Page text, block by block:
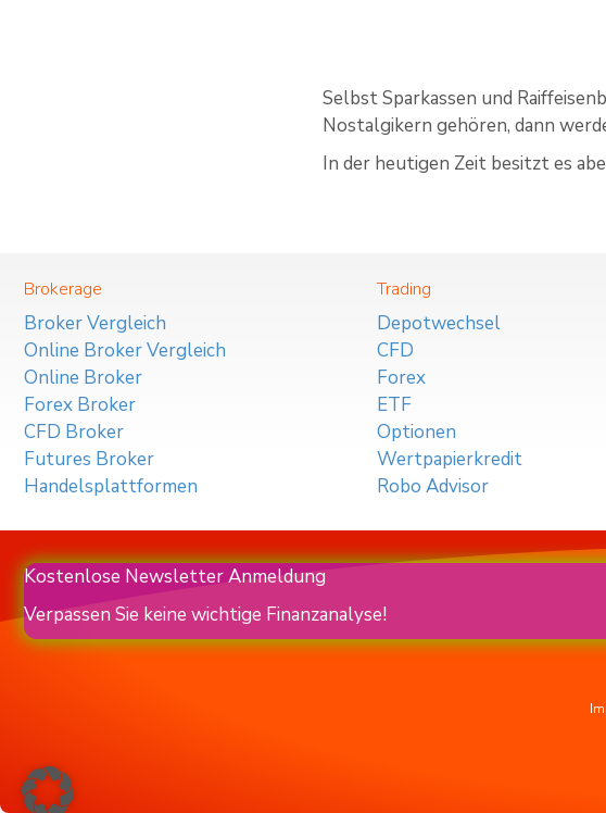
Selbst Sparkassen und
Nostalgikern gehören, dann
In der heutigen Zeit besitzt es
Brokerage
Broker Vergleich
Online Broker Vergleich
Online Broker
Forex Broker
CFD Broker
Futures Broker
Handelsplattformen
Trading
Depotwechsel
CFD
Forex
ETF
Optionen
Wertpapierkredit
Robo Advisor
Kostenlose Newsletter Anmeldung
Verpassen Sie keine wichtige Finanzanalyse!